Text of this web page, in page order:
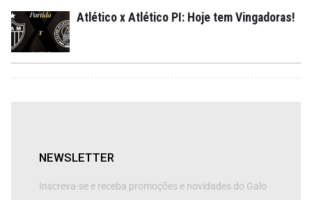
Atlético x Atlético PI: Hoje tem Vingadoras!
NEWSLETTER
Inscreva-se e receba promoções e novidades do Galo